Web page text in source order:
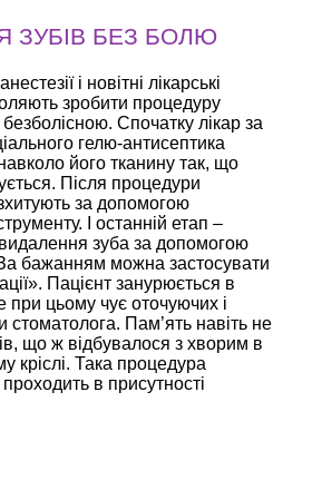
ЗУБІВ БЕЗ БОЛЮ
і новітні лікарські
зробити процедуру
Спочатку лікар за
гелю-антисептика
його тканину так, що
Після процедури
за допомогою
І останній етап –
зуба за допомогою
бажанням можна застосувати
Пацієнт занурюється в
при цьому чує оточуючих і
стоматолога. Пам’ять навіть не
що ж відбувалося з хворим в
кріслі. Така процедура
в присутності